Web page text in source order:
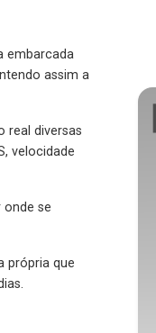
embarcada
assim a
real diversas
velocidade
se
própria que